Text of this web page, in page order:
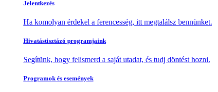
Jelentkezés
Ha komolyan érdekel a ferencesség, itt megtalálsz bennünket.
Hivatástisztázó programjaink
Segítünk, hogy felismerd a saját utadat, és tudj döntést hozni.
Programok és események